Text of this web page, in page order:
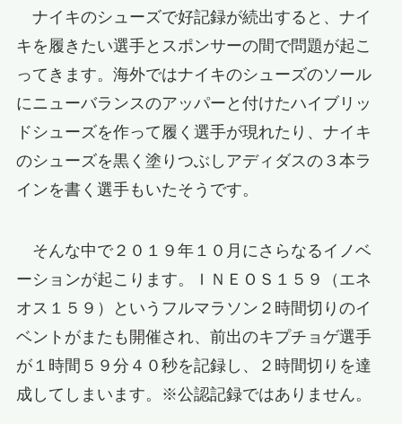
ナイキのシューズで好記録が続出すると、ナイ
キを履きたい選手とスポンサーの間で問題が起こ
ってきます。海外ではナイキのシューズのソール
にニューバランスのアッパーと付けたハイブリッ
ドシューズを作って履く選手が現れたり、ナイキ
のシューズを黒く塗りつぶしアディダスの３本ラ
インを書く選手もいたそうです。
そんな中で２０１９年１０月にさらなるイノベ
ーションが起こります。ＩＮＥＯＳ１５９（エネ
オス１５９）というフルマラソン２時間切りのイ
ベントがまたも開催され、前出のキプチョゲ選手
が１時間５９分４０秒を記録し、２時間切りを達
成してしまいます。※公認記録ではありません。